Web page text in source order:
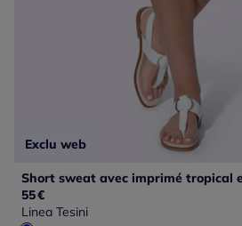
Exclu web
Short sweat avec imprimé tropical
55€
Linea Tesini